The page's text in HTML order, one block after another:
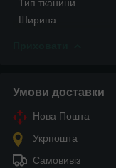
Тип тканини
Ширина
Умови доставки
Нова Пошта
Укрпошта
Самовивіз